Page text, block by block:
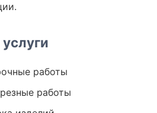
работы
работы